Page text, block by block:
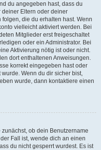
du angegeben hast, dass du
deiner Eltern oder deiner
die du erhalten hast. Wenn
vielleicht aktiviert werden. Bei
Mitglieder erst freigeschaltet
oder ein Administrator. Bei
Aktivierung nötig ist oder nicht.
dort enthaltenen Anweisungen.
korrekt eingegeben hast oder
Wenn du dir sicher bist,
wurde, dann kontaktiere einen
ob dein Benutzername
Fall ist, wende dich an einen
du nicht gesperrt wurdest. Es ist